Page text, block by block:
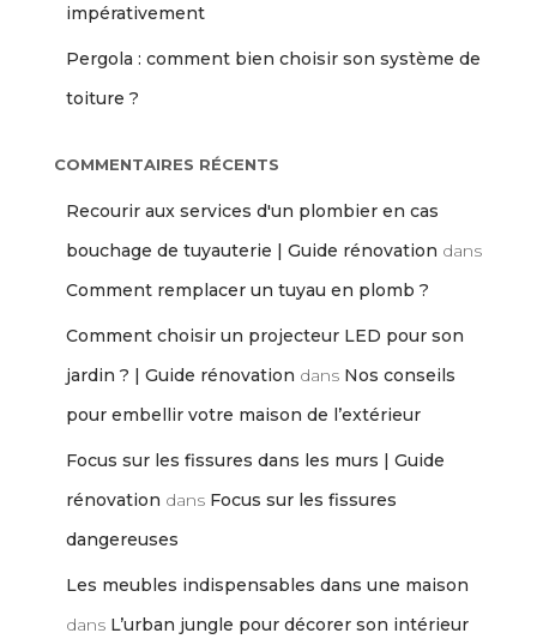
impérativement
Pergola : comment bien choisir son système de
toiture ?
COMMENTAIRES RÉCENTS
Recourir aux services d'un plombier en cas
bouchage de tuyauterie | Guide rénovation dans
Comment remplacer un tuyau en plomb ?
Comment choisir un projecteur LED pour son
jardin ? | Guide rénovation dans Nos conseils
pour embellir votre maison de l’extérieur
Focus sur les fissures dans les murs | Guide
rénovation dans Focus sur les fissures
dangereuses
Les meubles indispensables dans une maison
dans L’urban jungle pour décorer son intérieur